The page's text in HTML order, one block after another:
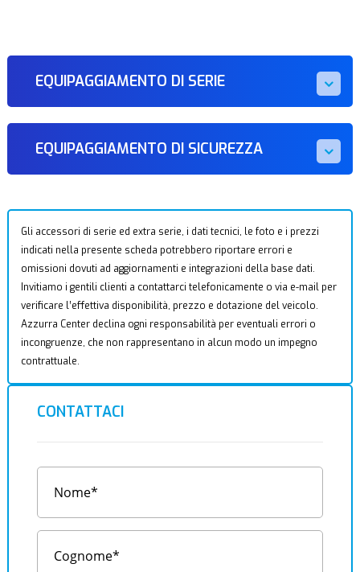
EQUIPAGGIAMENTO DI SERIE
EQUIPAGGIAMENTO DI SICUREZZA
Gli accessori di serie ed extra serie, i dati tecnici, le foto e i prezzi
indicati nella presente scheda potrebbero riportare errori e
omissioni dovuti ad aggiornamenti e integrazioni della base dati.
Invitiamo i gentili clienti a contattarci telefonicamente o via e-mail per
verificare l’effettiva disponibilità, prezzo e dotazione del veicolo.
Azzurra Center declina ogni responsabilità per eventuali errori o
incongruenze, che non rappresentano in alcun modo un impegno
contrattuale.
CONTATTACI